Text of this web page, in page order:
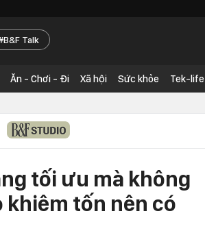
B&F Talk
Ăn - Chơi - Đi Xã hội Sức khỏe Tek-life
tối ưu mà không
khiêm tốn nên có